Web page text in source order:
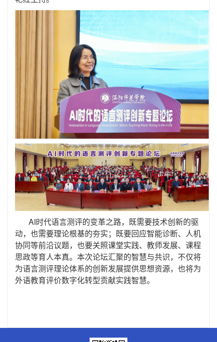
AI时代语言测评的变革之路，既需要技术创新的驱
动，也需要理论根基的夯实；既要回应智能诊断、人机
协同等前沿议题，也要关照课堂实践、教师发展、课程
思政等育人本真。本次论坛汇聚的智慧与共识，不仅将
为语言测评理论体系的创新发展提供思想资源，也将为
外语教育评价数字化转型贡献实践智慧。